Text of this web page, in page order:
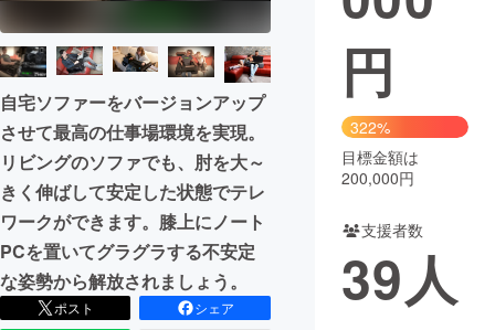
まちづくり・地域活性化
CAMPFIRE for Social Good
CAMPFIRE Creation
CAMPFIREふるさと納税
コミュニティ
自宅ソファーをバージョンアップ
させて最高の仕事場環境を実現。
リビングのソファでも、肘を大～
きく伸ばして安定した状態でテレ
ワークができます。膝上にノート
PCを置いてグラグラする不安定
な姿勢から解放されましょう。
ポスト
シェア
円
322%
目標金額は
200,000円
支援者数
39人